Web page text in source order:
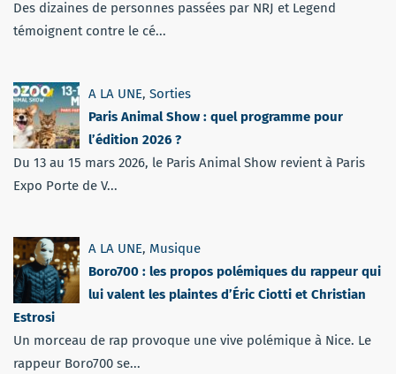
Des dizaines de personnes passées par NRJ et Legend
témoignent contre le cé...
A LA UNE, Sorties
Paris Animal Show : quel programme pour
l’édition 2026 ?
Du 13 au 15 mars 2026, le Paris Animal Show revient à Paris
Expo Porte de V...
A LA UNE, Musique
Boro700 : les propos polémiques du rappeur qui
lui valent les plaintes d’Éric Ciotti et Christian
Estrosi
Un morceau de rap provoque une vive polémique à Nice. Le
rappeur Boro700 se...